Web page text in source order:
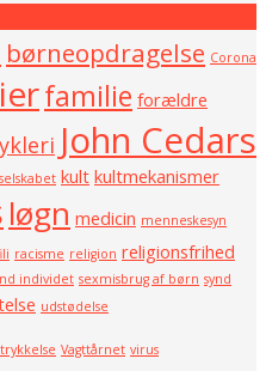
børneopdragelse Corona
familie forældre
John Cedars
kult kultmekanismer
løgn medicin menneskesyn
racisme religion religionsfrihed
individet sexmisbrug af børn synd
udstødelse
Vagttårnet virus